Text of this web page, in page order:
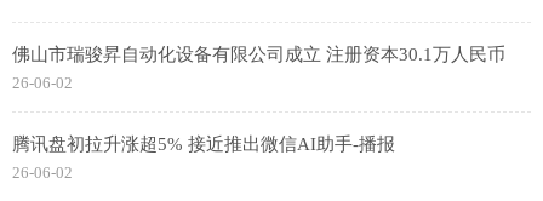
佛山市瑞骏昇自动化设备有限公司成立 注册资本30.1万人民币
26-06-02
腾讯盘初拉升涨超5% 接近推出微信AI助手-播报
26-06-02